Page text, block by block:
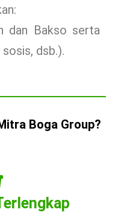
dan Bakso serta
dsb.).
Boga Group?